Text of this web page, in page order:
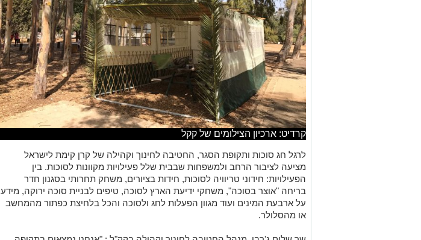
קרדיט: ארכיון הצילומים של קקל
לרגל חג סוכות ותקופת הסגר, החטיבה לחינוך וקהילה של קרן קימת לישראל
מציעה לציבור הרחב ולמשפחות שבבית שלל פעילויות מקוונות לסוכות. בין
הפעילויות: חידוני טריוויה לסוכות, חידות בציורים, משחק תחרותי בסגנון חדר
בריחה "אוצר בסוכה", משחקי ידיעת הארץ לסוכה, טיפים לבניית סוכה ירוקה, מידע
על ארבעת המינים ועוד מגוון הפעלות לחג ולסוכה והכל בלחיצת כפתור מהמחשב
או מהסלולר.